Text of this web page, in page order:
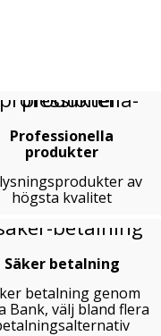
Professionella
produkter
av
högsta kvalitet
Säker betalning
betalning genom
Bank, välj bland flera